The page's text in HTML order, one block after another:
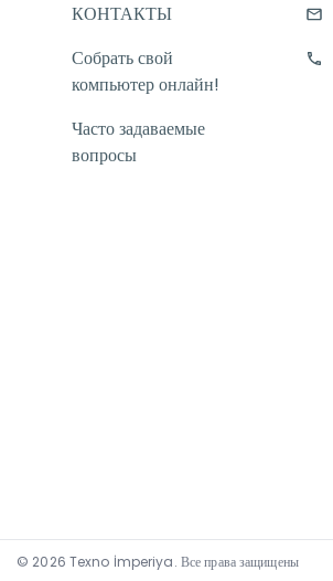
КОНТАКТЫ
Собрать свой
компьютер онлайн!
Часто задаваемые
вопросы
© 2026 Texno İmperiya. Все права защищены